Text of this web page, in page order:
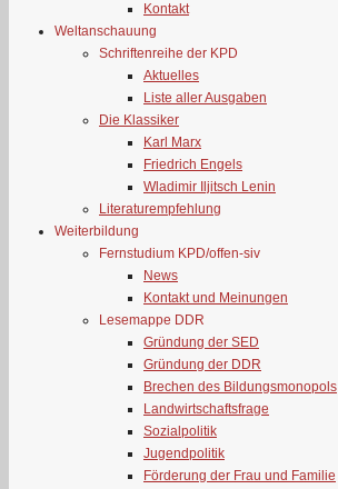
Kontakt
Weltanschauung
Schriftenreihe der KPD
Aktuelles
Liste aller Ausgaben
Die Klassiker
Karl Marx
Friedrich Engels
Wladimir Iljitsch Lenin
Literaturempfehlung
Weiterbildung
Fernstudium KPD/offen-siv
News
Kontakt und Meinungen
Lesemappe DDR
Gründung der SED
Gründung der DDR
Brechen des Bildungsmonopols
Landwirtschaftsfrage
Sozialpolitik
Jugendpolitik
Förderung der Frau und Familie